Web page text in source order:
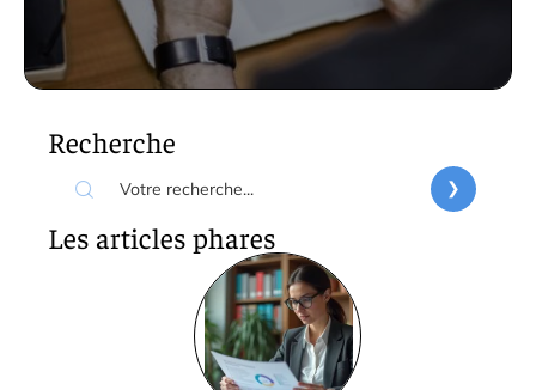
Recherche
Les articles phares